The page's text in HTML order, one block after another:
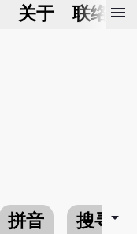
关于 联络我
menu
拼音 搜寻arrow_drop_down